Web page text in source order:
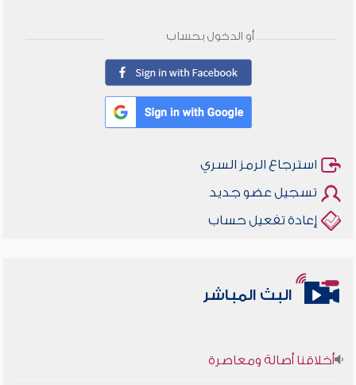
أو الدخول بحساب
استرجاع الرمز السري
تسجيل عضو جديد
إعادة تفعيل حساب
البث المباشر
أخلاقنا أصالة ومعاصرة